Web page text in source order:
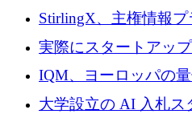
Venture Kick から 16
StirlingX、主権情報
するためにシリーズ
実際にスタートアッ
ノベーション モデル
IQM、ヨーロッパの
企業として初めて米
大学設立の AI 入札ス